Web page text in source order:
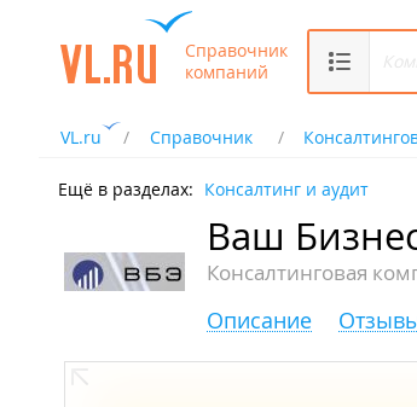
Справочник
компаний
VL.ru Справочник
Ещё в разделах: Консалтинг и аудит
Ваш
Консалтинговая
Описание